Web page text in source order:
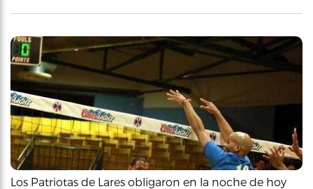
Los Patriotas de Lares obligaron en la noche de hoy